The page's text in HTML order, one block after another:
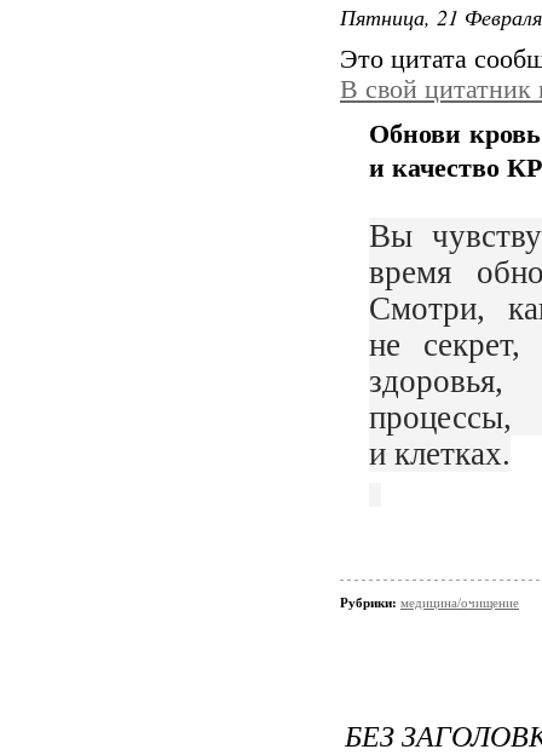
Пятница, 21
Это цитата
В свой цитатник
Обнови
и качество
Вы
время
Смотри,
не секрет,
и клетках.
Рубрики: медицина/очищение
БЕЗ